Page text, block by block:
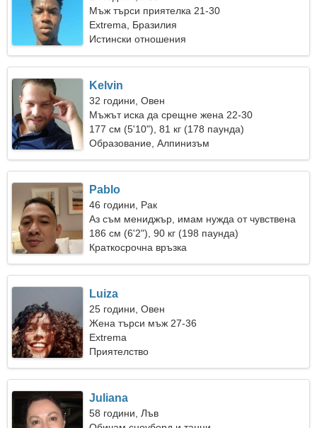
Мъж търси приятелка 21-30
Extrema, Бразилия
Истински отношения
Kelvin
32 години, Овен
Мъжът иска да срещне жена 22-30
177 см (5'10"), 81 кг (178 паунда)
Образование, Алпинизъм
Pablo
46 години, Рак
Аз съм мениджър, имам нужда от чувствена
жена
186 см (6'2"), 90 кг (198 паунда)
Краткосрочна връзка
Luiza
25 години, Овен
Жена търси мъж 27-36
Extrema
Приятелство
Juliana
58 години, Лъв